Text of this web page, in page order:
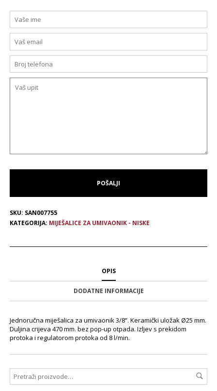
SKU: SAN007755
KATEGORIJA: MIJEŠALICE ZA UMIVAONIK - NISKE
OPIS
DODATNE INFORMACIJE
Jednoručna miješalica za umivaonik 3/8”. Keramički uložak Ø25 mm.
Duljina crijeva 470 mm. bez pop-up otpada. Izljev s prekidom
protoka i regulatorom protoka od 8 l/min.